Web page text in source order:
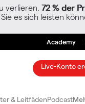
verlieren. 72 % der
es sich leisten
Academy
Live-Konto
& LeitfädenPodcast